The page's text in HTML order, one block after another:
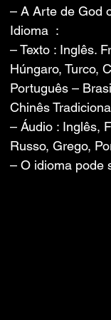
– A Arte de God
Idioma  :
– Texto : Inglês.
Húngaro, Turco,
Português –
Chinês
– Áudio : Inglês,
Russo, Grego,
– O idioma pode